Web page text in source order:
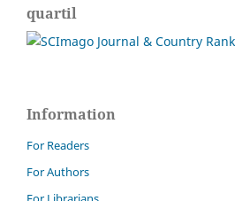
quartil
Information
For Readers
For Authors